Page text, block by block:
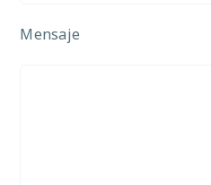
Mensaje